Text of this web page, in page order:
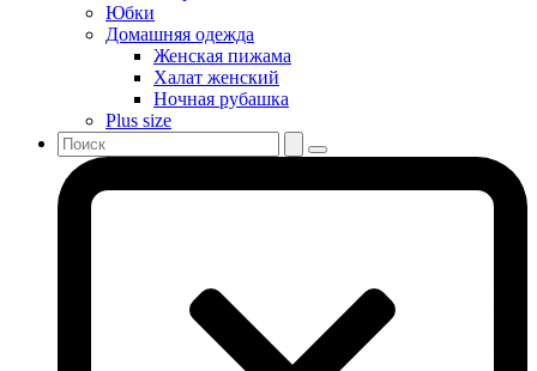
Юбки
Домашняя одежда
Женская пижама
Халат женский
Ночная рубашка
Plus size